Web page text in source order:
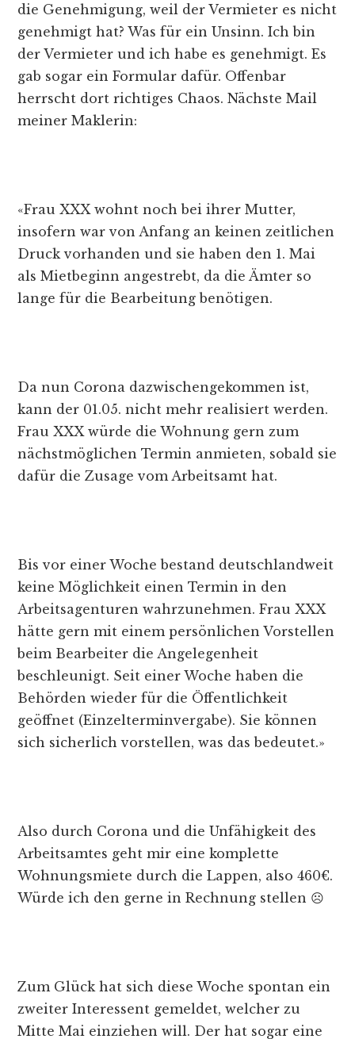
die Genehmigung, weil der Vermieter es nicht
genehmigt hat? Was für ein Unsinn. Ich bin
der Vermieter und ich habe es genehmigt. Es
gab sogar ein Formular dafür. Offenbar
herrscht dort richtiges Chaos. Nächste Mail
meiner Maklerin:
«Frau XXX wohnt noch bei ihrer Mutter,
insofern war von Anfang an keinen zeitlichen
Druck vorhanden und sie haben den 1. Mai
als Mietbeginn angestrebt, da die Ämter so
lange für die Bearbeitung benötigen.
Da nun Corona dazwischengekommen ist,
kann der 01.05. nicht mehr realisiert werden.
Frau XXX würde die Wohnung gern zum
nächstmöglichen Termin anmieten, sobald sie
dafür die Zusage vom Arbeitsamt hat.
Bis vor einer Woche bestand deutschlandweit
keine Möglichkeit einen Termin in den
Arbeitsagenturen wahrzunehmen. Frau XXX
hätte gern mit einem persönlichen Vorstellen
beim Bearbeiter die Angelegenheit
beschleunigt. Seit einer Woche haben die
Behörden wieder für die Öffentlichkeit
geöffnet (Einzelterminvergabe). Sie können
sich sicherlich vorstellen, was das bedeutet.»
Also durch Corona und die Unfähigkeit des
Arbeitsamtes geht mir eine komplette
Wohnungsmiete durch die Lappen, also 460€.
Würde ich den gerne in Rechnung stellen ☹
Zum Glück hat sich diese Woche spontan ein
zweiter Interessent gemeldet, welcher zu
Mitte Mai einziehen will. Der hat sogar eine